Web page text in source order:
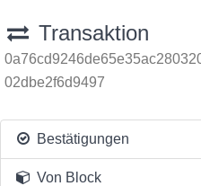
Transaktion
02dbe2f6d9497
Bestätigungen
Von Block